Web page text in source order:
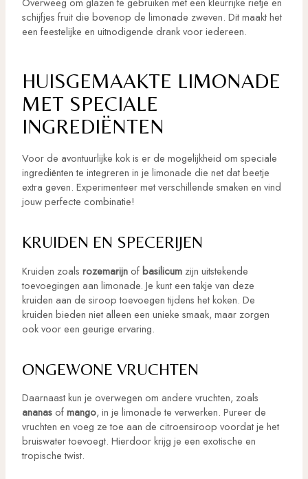
schijfjes fruit die bovenop de limonade zweven. Dit maakt het
een feestelijke en uitnodigende drank voor iedereen.
HUISGEMAAKTE LIMONADE
MET SPECIALE
INGREDIËNTEN
Voor de avontuurlijke kok is er de mogelijkheid om speciale
ingrediënten te integreren in je limonade die net dat beetje
extra geven. Experimenteer met verschillende smaken en vind
jouw perfecte combinatie!
KRUIDEN EN SPECERIJEN
Kruiden zoals rozemarijnofbasilicumzijn uitstekende
toevoegingen aan limonade. Je kunt een takje van deze
kruiden aan de siroop toevoegen tijdens het koken. De
kruiden bieden niet alleen een unieke smaak, maar zorgen
ook voor een geurige ervaring.
ONGEWONE VRUCHTEN
Daarnaast kun je overwegen om andere vruchten, zoals
ananasofmango, in je limonade te verwerken. Pureer de
vruchten en voeg ze toe aan de citroensiroop voordat je het
bruiswater toevoegt. Hierdoor krijg je een exotische en
tropische twist.